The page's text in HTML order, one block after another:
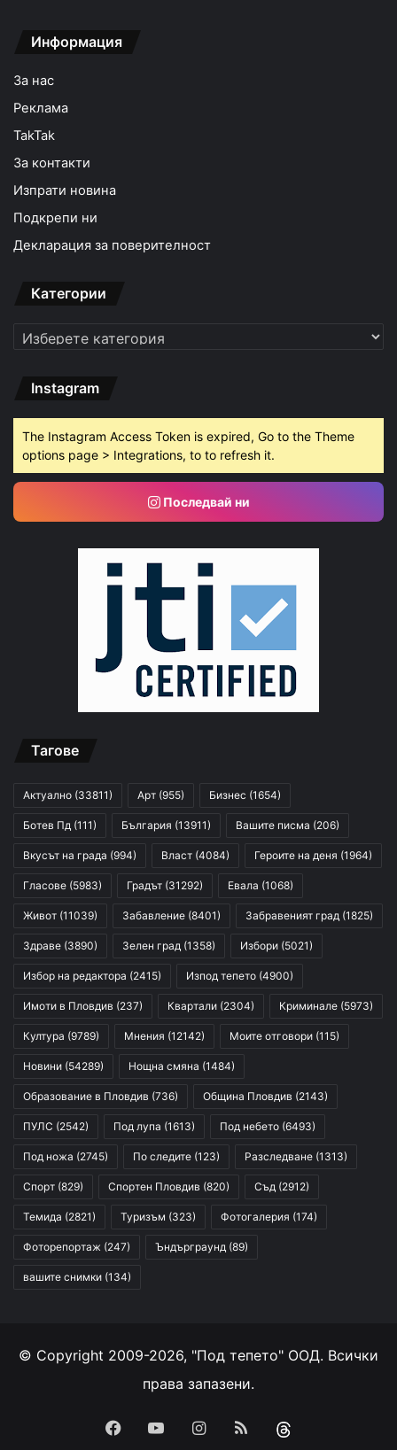
Информация
За нас
Реклама
TakTak
За контакти
Изпрати новина
Подкрепи ни
Декларация за поверителност
Категории
Категории
Instagram
The Instagram Access Token is expired, Go to the Theme
options page > Integrations, to to refresh it.
Последвай ни
Тагове
Актуално (33811) Арт (955) Бизнес (1654)
Ботев Пд (111) България (13911) Вашите писма (206)
Вкусът на града (994) Власт (4084) Героите на деня (1964)
Гласове (5983) Градът (31292) Евала (1068)
Живот (11039) Забавление (8401) Забравеният град (1825)
Здраве (3890) Зелен град (1358) Избори (5021)
Избор на редактора (2415) Изпод тепето (4900)
Имоти в Пловдив (237) Квартали (2304) Криминале (5973)
Култура (9789) Мнения (12142) Моите отговори (115)
Новини (54289) Нощна смяна (1484)
Образование в Пловдив (736) Община Пловдив (2143)
ПУЛС (2542) Под лупа (1613) Под небето (6493)
Под ножа (2745) По следите (123) Разследване (1313)
Спорт (829) Спортен Пловдив (820) Съд (2912)
Темида (2821) Туризъм (323) Фотогалерия (174)
Фоторепортаж (247) Ъндърграунд (89)
вашите снимки (134)
© Copyright 2009-2026, "Под тепето" ООД. Всички
права запазени.
Facebook
YouTubeInstagram
RSS